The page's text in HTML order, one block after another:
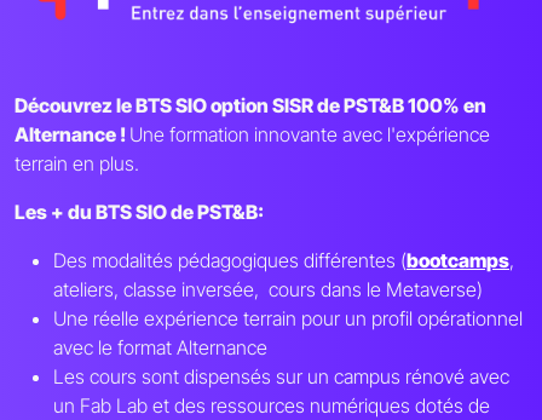
Découvrez le BTS SIO option SISR de PST&B 100% en
Alternance ! Une formation innovante avec l'expérience
terrain en plus.
Les + du BTS SIO de PST&B:
Des modalités pédagogiques différentes (bootcamps,
ateliers, classe inversée, cours dans le Metaverse)
Une réelle expérience terrain pour un profil opérationnel
avec le format Alternance
Les cours sont dispensés sur un campus rénové avec
un Fab Lab et des ressources numériques dotés de